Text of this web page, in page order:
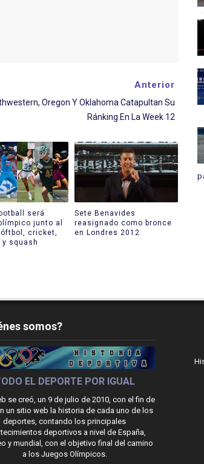
Anterior
Oregon Y Oklahoma Catapultan Su
Ránking En La Week 12
será
junto al
cricket,
y squash
Sete Benavides
reasignado como bronce
en Londres 2012
somos?
EL DEPORTE POR IGUAL
se creó, un 9 de julio de 2010, con el fin de
un sitio web la historia de cada uno de los
deportes, contando los principales
deportivos a nivel de España,
y mundial, con el objetivo final del camino
a los Juegos Olímpicos.